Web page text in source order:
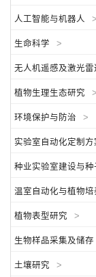
人工智能与机器人 >
生命科学 >
无人机遥感及激光雷
植物生理生态研究 >
环境保护与防治 >
实验室自动化定制方
种业实验室建设与种
温室自动化与植物培
植物表型研究 >
生物样品采集及储存
土壤研究 >